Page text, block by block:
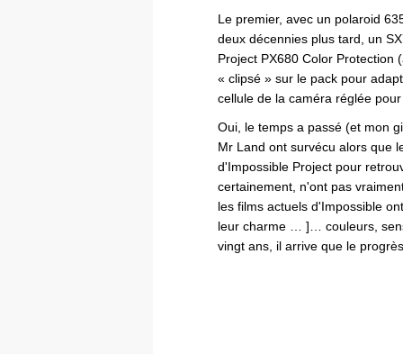
Le premier, avec un polaroid
deux décennies plus tard, un
Project PX680 Color Protection
« clipsé » sur le pack pour
cellule de la caméra réglée
Oui, le temps a passé (et mon
Mr Land ont survécu alors que
d'Impossible Project pour
certainement, n'ont pas
les films actuels d'Impossible
leur charme … ]… couleurs,
vingt ans, il arrive que le